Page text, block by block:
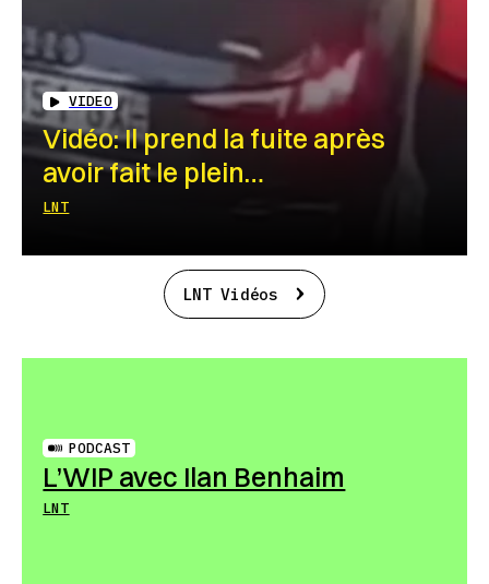
VIDEO
Vidéo: Il prend la fuite après
avoir fait le plein…
LNT
LNT Vidéos
PODCAST
L’WIP avec Ilan Benhaim
LNT